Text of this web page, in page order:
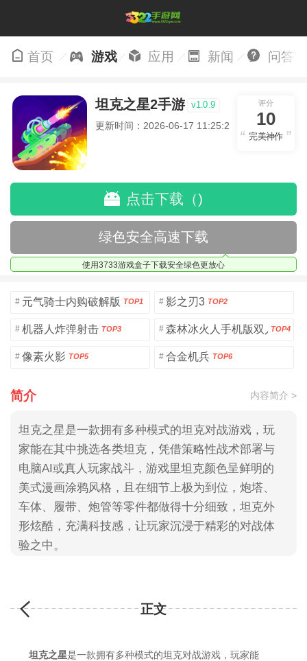
首页 游戏 应用 新闻 问答
坦克之星2手游 v1.0.9
更新时间：2026-06-17 11:25:20
评分
10
完美神作
点击下载（)
绿色安全高速下载
使用3733游戏盒子下载安全绿色更放心
# 元气骑士内购破解版 TOP1 # 影之刃3 TOP2
# 机器人炸弹射击 TOP3 # 森林冰火人手机版双人版
TOP4
# 像素火影 TOP5 # 合金机兵 TOP6
简介 内容简介 >
坦克之星是一款拥有多种模式的坦克对战游戏，玩
家能在其中挑选各类坦克，凭借策略性战术部署与
电脑AI或真人玩家战斗，游戏里坦克颜色呈鲜明的
美式漫画涂鸦风格，且在细节上极为到位，炮塔、
车体、履带、炮管等零件都做得十分细致，坦克外
形炫酷，充满科技感，让玩家沉浸于精彩的对战体
验之中。
正文
坦克之星是一款拥有多种模式的坦克对战游戏，玩家能